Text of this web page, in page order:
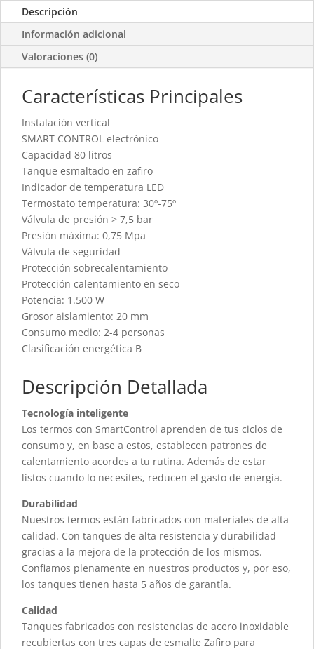
Descripción
Información adicional
Valoraciones (0)
Características Principales
Instalación vertical
SMART CONTROL electrónico
Capacidad 80 litros
Tanque esmaltado en zafiro
Indicador de temperatura LED
Termostato temperatura: 30º-75º
Válvula de presión > 7,5 bar
Presión máxima: 0,75 Mpa
Válvula de seguridad
Protección sobrecalentamiento
Protección calentamiento en seco
Potencia: 1.500 W
Grosor aislamiento: 20 mm
Consumo medio: 2-4 personas
Clasificación energética B
Descripción Detallada
Tecnología inteligente
Los termos con SmartControl aprenden de tus ciclos de
consumo y, en base a estos, establecen patrones de
calentamiento acordes a tu rutina. Además de estar
listos cuando lo necesites, reducen el gasto de energía.
Durabilidad
Nuestros termos están fabricados con materiales de alta
calidad. Con tanques de alta resistencia y durabilidad
gracias a la mejora de la protección de los mismos.
Confiamos plenamente en nuestros productos y, por eso,
los tanques tienen hasta 5 años de garantía.
Calidad
Tanques fabricados con resistencias de acero inoxidable
recubiertas con tres capas de esmalte Zafiro para